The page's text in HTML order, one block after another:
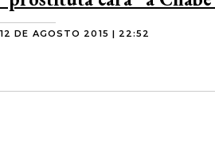
12 DE AGOSTO 2015 | 22:52